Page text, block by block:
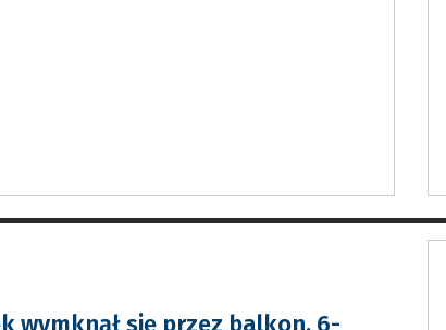
wymknął się przez balkon. 6-